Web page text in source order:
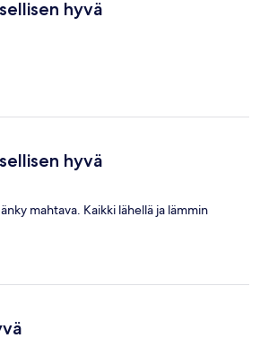
hyvä
hyvä
mahtava. Kaikki lähellä ja lämmin